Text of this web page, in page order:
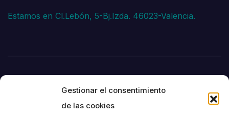
Gestionar el consentimiento
de las cookies
Estamos en Cl.Lebón, 5-Bj.Izda. 46023-Valencia.